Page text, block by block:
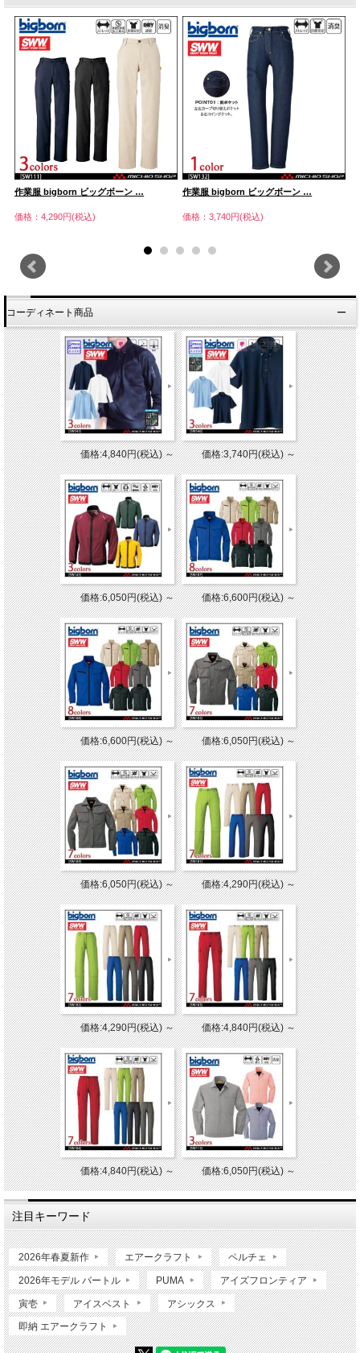
作業服 bigborn ビッグボーン …
価格：4,290円(税込)
作業服 bigborn ビッグボーン …
価格：3,740円(税込)
コーディネート商品
価格:4,840円(税込)～ 価格:3,740円(税込)～
価格:6,050円(税込)～ 価格:6,600円(税込)～
価格:6,600円(税込)～ 価格:6,050円(税込)～
価格:6,050円(税込)～ 価格:4,290円(税込)～
価格:4,290円(税込)～ 価格:4,840円(税込)～
価格:4,840円(税込)～ 価格:6,050円(税込)～
注目キーワード
2026年春夏新作 エアークラフト ペルチェ
2026年モデル バートル PUMA アイズフロンティア
寅壱 アイスベスト アシックス
即納 エアークラフト